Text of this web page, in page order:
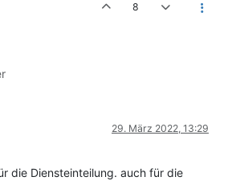
8
29. März 2022, 13:29
die Diensteinteilung. auch für die